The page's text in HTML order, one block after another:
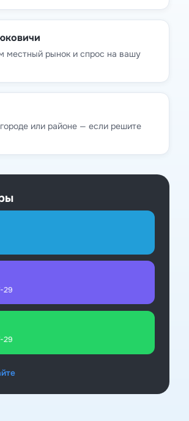
местный рынок и спрос на вашу
или районе — если решите
29
29